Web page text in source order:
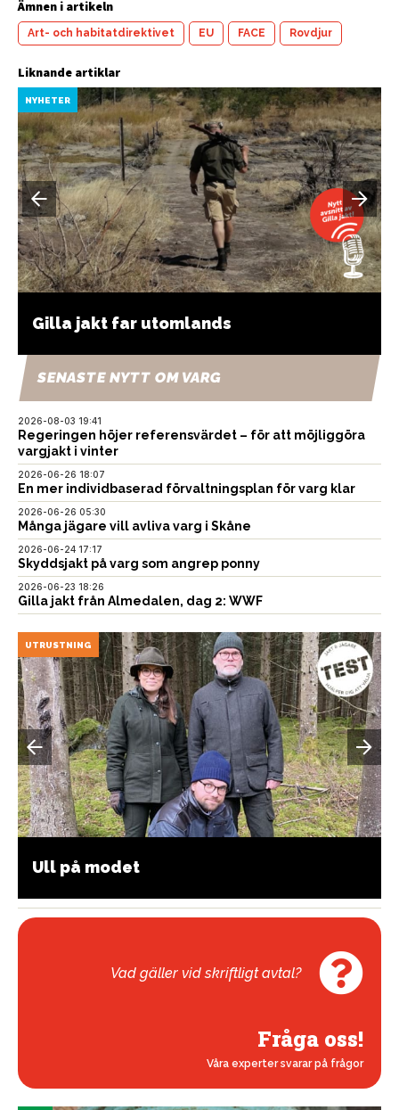
Ämnen i artikeln
Art- och habitatdirektivet EU FACE Rovdjur
Liknande artiklar
NYHETER
Gilla jakt far utomlands
SENASTE NYTT OM VARG
2026-08-03 19:41
Regeringen höjer referensvärdet – för att möjliggöra
vargjakt i vinter
2026-06-26 18:07
En mer individbaserad förvaltningsplan för varg klar
2026-06-26 05:30
Många jägare vill avliva varg i Skåne
2026-06-24 17:17
Skyddsjakt på varg som angrep ponny
2026-06-23 18:26
Gilla jakt från Almedalen, dag 2: WWF
UTRUSTNING
Ull på modet
Vad gäller vid skriftligt avtal?
Fråga oss!
Våra experter svarar på frågor